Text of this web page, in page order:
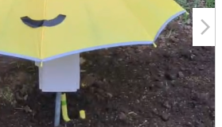
arrow_forward_ios